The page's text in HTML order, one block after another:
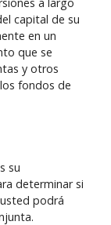
capital de su
en un
que se
y otros
fondos de
su
determinar si
podrá